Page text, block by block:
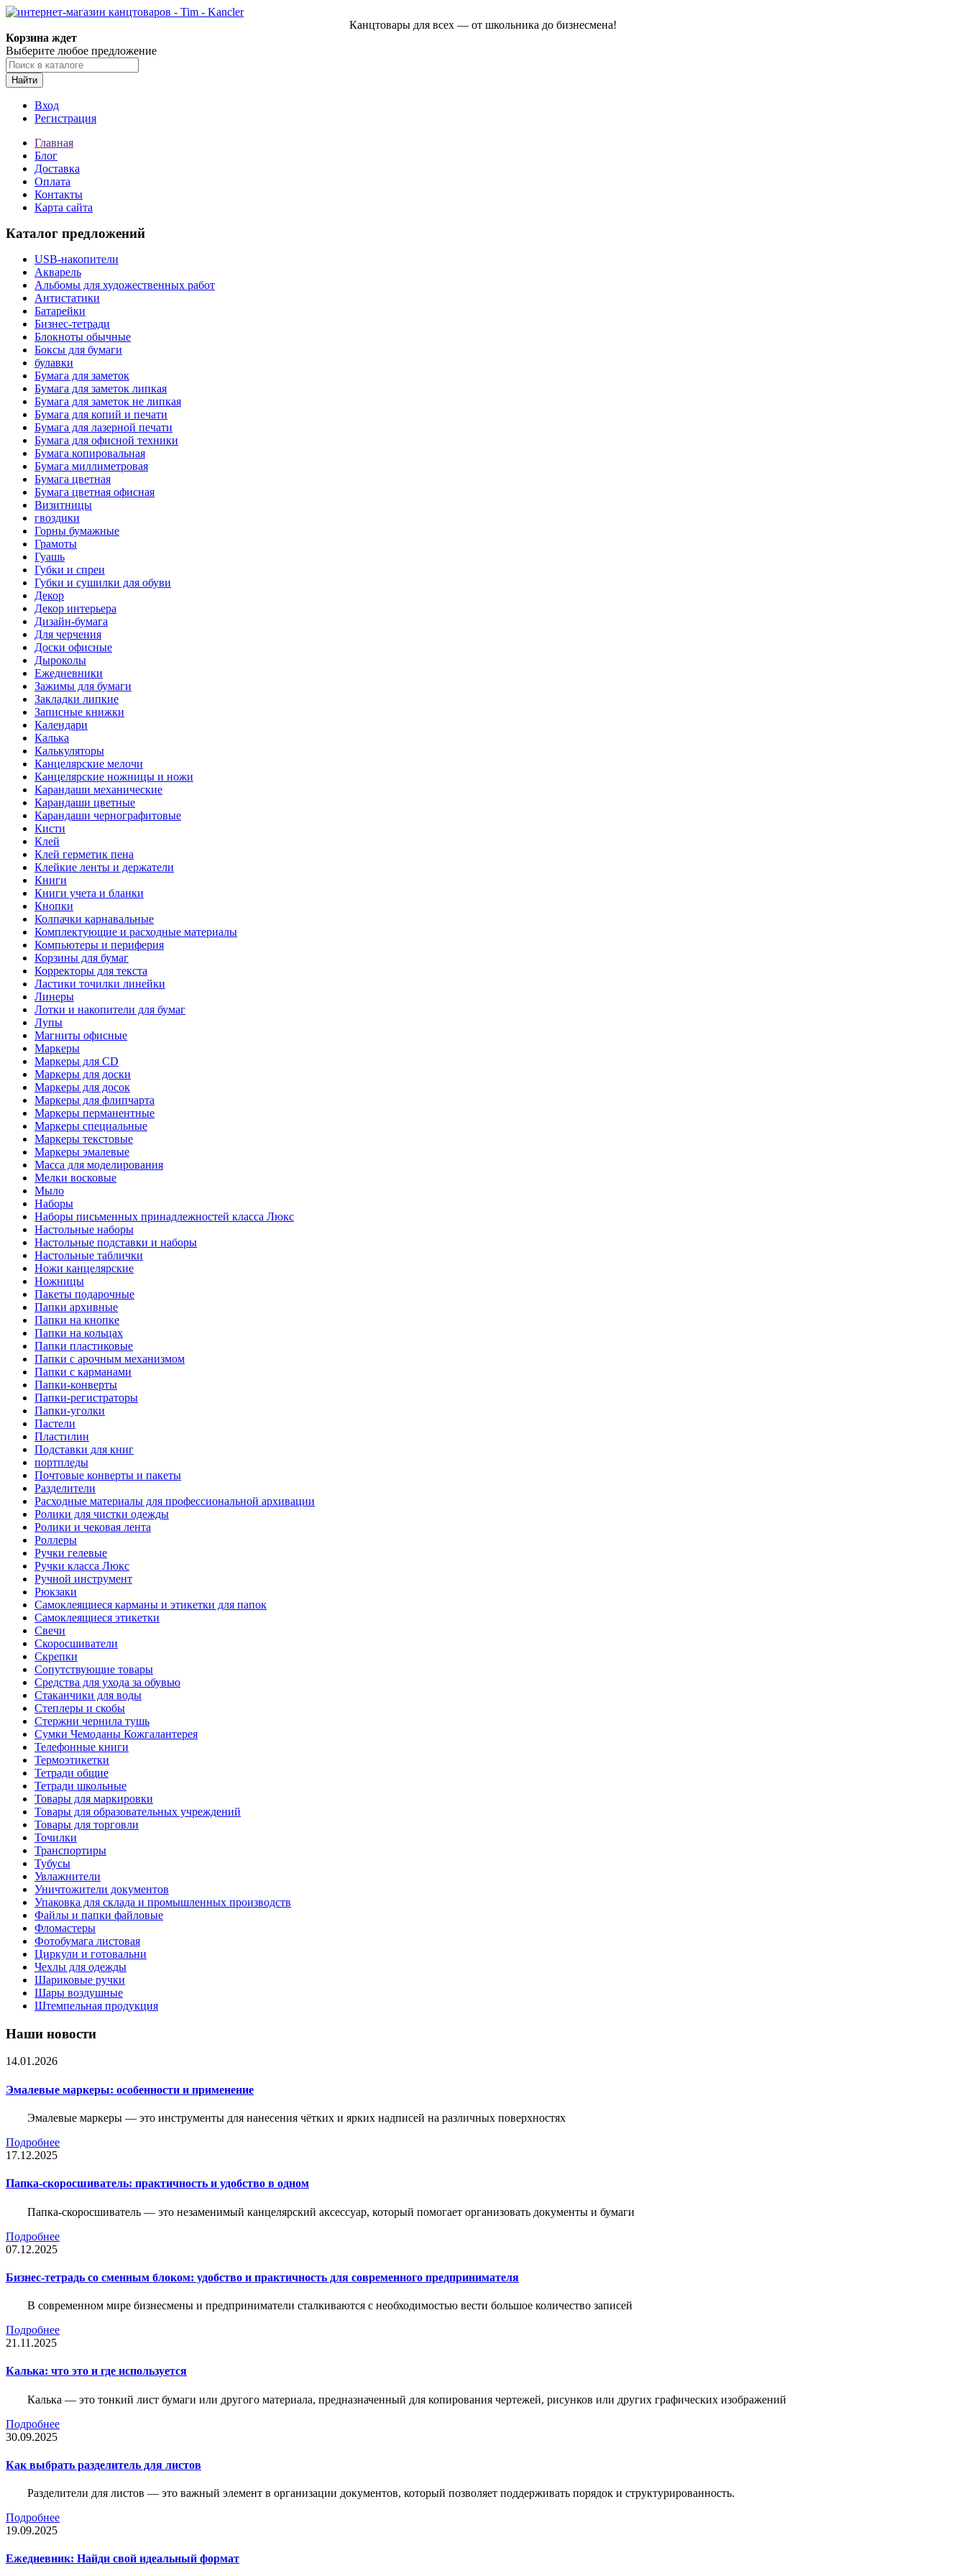
Канцтовары для всех — от школьника до бизнесмена!
Корзина ждет
Выберите любое предложение
Найти
Вход
Регистрация
Главная
Блог
Доставка
Оплата
Контакты
Карта сайта
Каталог предложений
USB-накопители
Акварель
Альбомы для художественных работ
Антистатики
Батарейки
Бизнес-тетради
Блокноты обычные
Боксы для бумаги
булавки
Бумага для заметок
Бумага для заметок липкая
Бумага для заметок не липкая
Бумага для копий и печати
Бумага для лазерной печати
Бумага для офисной техники
Бумага копировальная
Бумага миллиметровая
Бумага цветная
Бумага цветная офисная
Визитницы
гвоздики
Горны бумажные
Грамоты
Гуашь
Губки и спреи
Губки и сушилки для обуви
Декор
Декор интерьера
Дизайн-бумага
Для черчения
Доски офисные
Дыроколы
Ежедневники
Зажимы для бумаги
Закладки липкие
Записные книжки
Календари
Калька
Калькуляторы
Канцелярские мелочи
Канцелярские ножницы и ножи
Карандаши механические
Карандаши цветные
Карандаши чернографитовые
Кисти
Клей
Клей герметик пена
Клейкие ленты и держатели
Книги
Книги учета и бланки
Кнопки
Колпачки карнавальные
Комплектующие и расходные материалы
Компьютеры и периферия
Корзины для бумаг
Корректоры для текста
Ластики точилки линейки
Линеры
Лотки и накопители для бумаг
Лупы
Магниты офисные
Маркеры
Маркеры для CD
Маркеры для доски
Маркеры для досок
Маркеры для флипчарта
Маркеры перманентные
Маркеры специальные
Маркеры текстовые
Маркеры эмалевые
Масса для моделирования
Мелки восковые
Мыло
Наборы
Наборы письменных принадлежностей класса Люкс
Настольные наборы
Настольные подставки и наборы
Настольные таблички
Ножи канцелярские
Ножницы
Пакеты подарочные
Папки архивные
Папки на кнопке
Папки на кольцах
Папки пластиковые
Папки с арочным механизмом
Папки с карманами
Папки-конверты
Папки-регистраторы
Папки-уголки
Пастели
Пластилин
Подставки для книг
портпледы
Почтовые конверты и пакеты
Разделители
Расходные материалы для профессиональной архивации
Ролики для чистки одежды
Ролики и чековая лента
Роллеры
Ручки гелевые
Ручки класса Люкс
Ручной инструмент
Рюкзаки
Самоклеящиеся карманы и этикетки для папок
Самоклеящиеся этикетки
Свечи
Скоросшиватели
Скрепки
Сопутствующие товары
Средства для ухода за обувью
Стаканчики для воды
Степлеры и скобы
Стержни чернила тушь
Сумки Чемоданы Кожгалантерея
Телефонные книги
Термоэтикетки
Тетради общие
Тетради школьные
Товары для маркировки
Товары для образовательных учреждений
Товары для торговли
Точилки
Транспортиры
Тубусы
Увлажнители
Уничтожители документов
Упаковка для склада и промышленных производств
Файлы и папки файловые
Фломастеры
Фотобумага листовая
Циркули и готовальни
Чехлы для одежды
Шариковые ручки
Шары воздушные
Штемпельная продукция
Наши новости
14.01.2026
Эмалевые маркеры: особенности и применение
Эмалевые маркеры — это инструменты для нанесения чётких и ярких надписей на различных поверхностях
Подробнее
17.12.2025
Папка-скоросшиватель: практичность и удобство в одном
Папка-скоросшиватель — это незаменимый канцелярский аксессуар, который помогает организовать документы и бумаги
Подробнее
07.12.2025
Бизнес-тетрадь со сменным блоком: удобство и практичность для современного предпринимателя
В современном мире бизнесмены и предприниматели сталкиваются с необходимостью вести большое количество записей
Подробнее
21.11.2025
Калька: что это и где используется
Калька — это тонкий лист бумаги или другого материала, предназначенный для копирования чертежей, рисунков или других графических изображений
Подробнее
30.09.2025
Как выбрать разделитель для листов
Разделители для листов — это важный элемент в организации документов, который позволяет поддерживать порядок и структурированность.
Подробнее
19.09.2025
Ежедневник: Найди свой идеальный формат